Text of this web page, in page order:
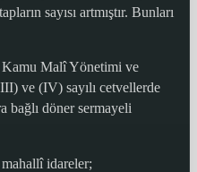
sayısı artmıştır. Bunları
Kamu Malî Yönetimi ve
ve (IV) sayılı cetvellerde
bağlı döner sermayeli
mahallî idareler;